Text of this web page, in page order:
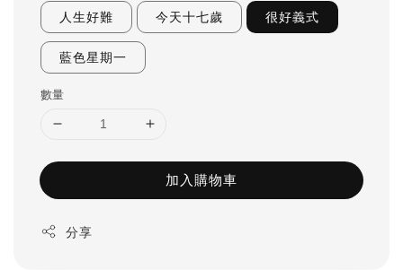
人生好難 今天十七歲 很好義式
藍色星期一
數量
加入購物車
分享